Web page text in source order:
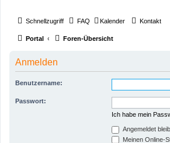
Schnellzugriff FAQ Kalender Kontakt
Portal Foren-Übersicht
Anmelden
Benutzername:
Passwort:
Ich habe mein
Angemeldet
Meinen Online-